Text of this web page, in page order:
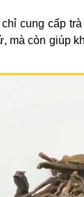
cung cấp
mà còn giúp